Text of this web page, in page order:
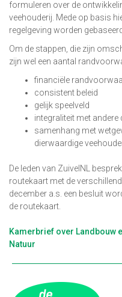
formuleren over de
veehouderij. Mede op basis
regelgeving worden
Om de stappen, die zijn
zijn wel een aantal
financiële
consistent beleid
gelijk speelveld
integraliteit met
samenhang met
dierwaardige
De leden van ZuivelNL
routekaart met de
december a.s. een besluit
de routekaart.
Berichtnavigatie
Kamerbrief over Landbouw
Natuur